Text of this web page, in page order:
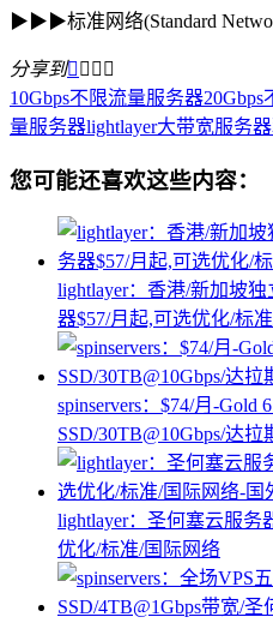
▶▶▶标准网络(Standard
分享到   
10Gbps不限流量服务器
量服务器lightlayer大带宽服务器
您可能还喜欢这些内容：
lightlayer：香港/新加坡
器$57/月起,可选优化/标
spinservers：$74/月-Gold
SSD/30TB@10Gbps/达拉
lightlayer：圣何塞云服务
优化/标准/国际网络